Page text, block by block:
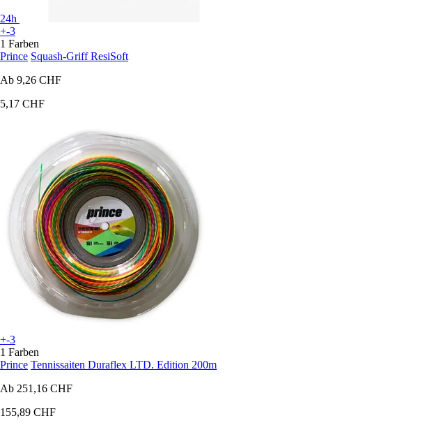
24h
+-3
1 Farben
Prince Squash-Griff ResiSoft
Ab 9,26 CHF
5,17 CHF
+-3
1 Farben
Prince Tennissaiten Duraflex LTD. Edition 200m
Ab 251,16 CHF
155,89 CHF